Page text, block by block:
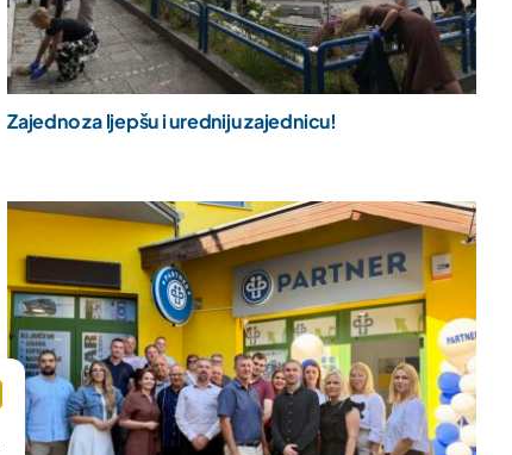
Zajedno za ljepšu i uredniju zajednicu!